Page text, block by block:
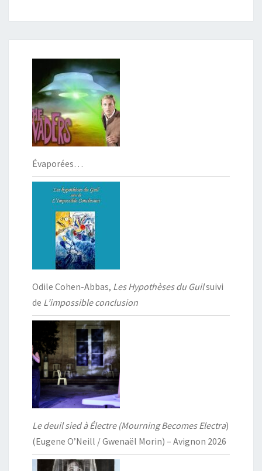
Évaporées…
Odile Cohen-Abbas, Les Hypothèses du Guilsuivi
de L’impossible conclusion
Le deuil sied à Électre (Mourning Becomes Electra)
(Eugene O’Neill / Gwenaël Morin) – Avignon 2026